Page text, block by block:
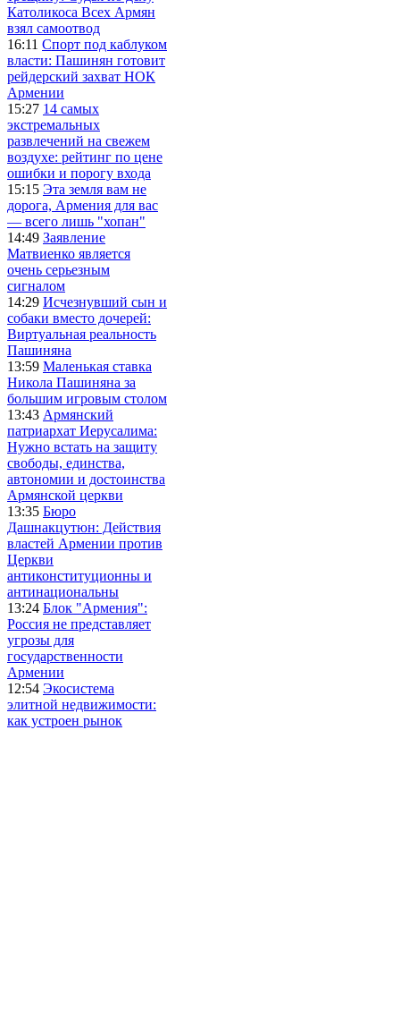
Католикоса Всех Армян
взял самоотвод
16:11 Спорт под каблуком
власти: Пашинян готовит
рейдерский захват НОК
Армении
15:27 14 самых
экстремальных
развлечений на свежем
воздухе: рейтинг по цене
ошибки и порогу входа
15:15 Эта земля вам не
дорога, Армения для вас
— всего лишь "хопан"
14:49 Заявление
Матвиенко является
очень серьезным
сигналом
14:29 Исчезнувший сын и
собаки вместо дочерей:
Виртуальная реальность
Пашиняна
13:59 Маленькая ставка
Никола Пашиняна за
большим игровым столом
13:43 Армянский
патриархат Иерусалима:
Нужно встать на защиту
свободы, единства,
автономии и достоинства
Армянской церкви
13:35 Бюро
Дашнакцутюн: Действия
властей Армении против
Церкви
антиконституционны и
антинациональны
13:24 Блок "Армения":
Россия не представляет
угрозы для
государственности
Армении
12:54 Экосистема
элитной недвижимости:
как устроен рынок